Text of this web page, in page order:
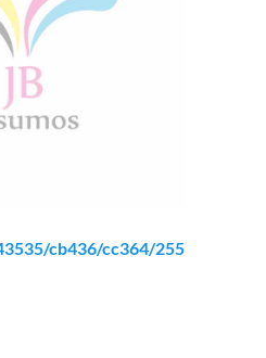
cb436/cc364/255